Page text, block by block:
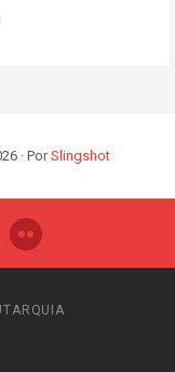
· PorSlingshot